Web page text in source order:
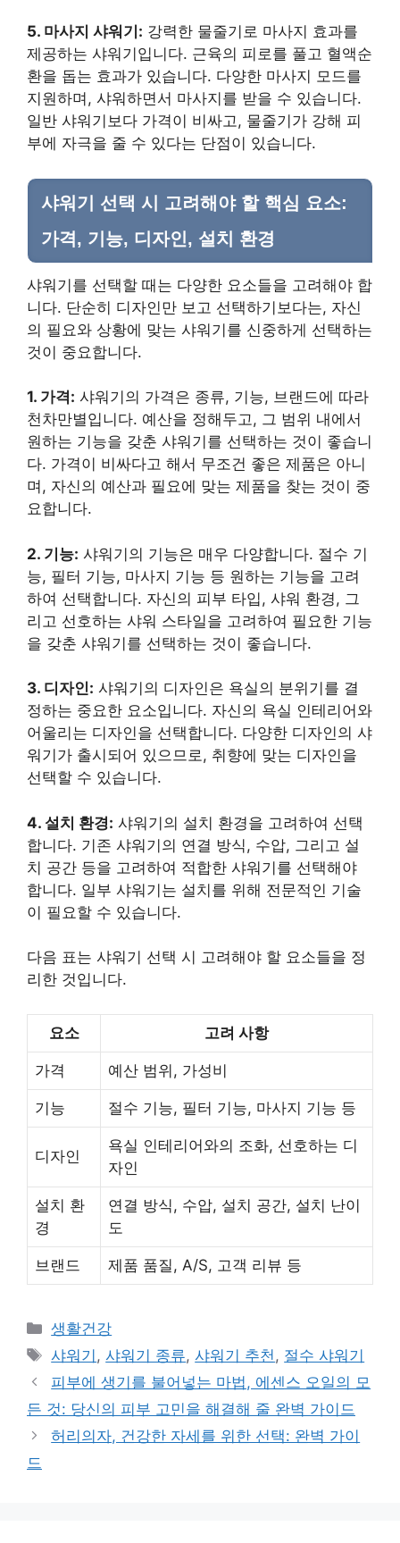
5. 마사지 샤워기: 강력한 물줄기로 마사지 효과를
제공하는 샤워기입니다. 근육의 피로를 풀고 혈액순
환을 돕는 효과가 있습니다. 다양한 마사지 모드를
지원하며, 샤워하면서 마사지를 받을 수 있습니다.
일반 샤워기보다 가격이 비싸고, 물줄기가 강해 피
부에 자극을 줄 수 있다는 단점이 있습니다.
샤워기 선택 시 고려해야 할 핵심 요소:
가격, 기능, 디자인, 설치 환경
샤워기를 선택할 때는 다양한 요소들을 고려해야 합
니다. 단순히 디자인만 보고 선택하기보다는, 자신
의 필요와 상황에 맞는 샤워기를 신중하게 선택하는
것이 중요합니다.
1. 가격: 샤워기의 가격은 종류, 기능, 브랜드에 따라
천차만별입니다. 예산을 정해두고, 그 범위 내에서
원하는 기능을 갖춘 샤워기를 선택하는 것이 좋습니
다. 가격이 비싸다고 해서 무조건 좋은 제품은 아니
며, 자신의 예산과 필요에 맞는 제품을 찾는 것이 중
요합니다.
2. 기능: 샤워기의 기능은 매우 다양합니다. 절수 기
능, 필터 기능, 마사지 기능 등 원하는 기능을 고려
하여 선택합니다. 자신의 피부 타입, 샤워 환경, 그
리고 선호하는 샤워 스타일을 고려하여 필요한 기능
을 갖춘 샤워기를 선택하는 것이 좋습니다.
3. 디자인: 샤워기의 디자인은 욕실의 분위기를 결
정하는 중요한 요소입니다. 자신의 욕실 인테리어와
어울리는 디자인을 선택합니다. 다양한 디자인의 샤
워기가 출시되어 있으므로, 취향에 맞는 디자인을
선택할 수 있습니다.
4. 설치 환경: 샤워기의 설치 환경을 고려하여 선택
합니다. 기존 샤워기의 연결 방식, 수압, 그리고 설
치 공간 등을 고려하여 적합한 샤워기를 선택해야
합니다. 일부 샤워기는 설치를 위해 전문적인 기술
이 필요할 수 있습니다.
다음 표는 샤워기 선택 시 고려해야 할 요소들을 정
리한 것입니다.
요소 고려 사항
가격 예산 범위, 가성비
기능 절수 기능, 필터 기능, 마사지 기능 등
디자인
욕실 인테리어와의 조화, 선호하는 디
자인
설치 환
경
연결 방식, 수압, 설치 공간, 설치 난이
도
브랜드 제품 품질, A/S, 고객 리뷰 등
Categories
생활건강
Tags
샤워기 ,샤워기 종류,샤워기 추천 , 절수 샤워기
피부에 생기를 불어넣는 마법, 에센스 오일의 모
든 것: 당신의 피부 고민을 해결해 줄 완벽 가이드
허리의자, 건강한 자세를 위한 선택: 완벽 가이
드